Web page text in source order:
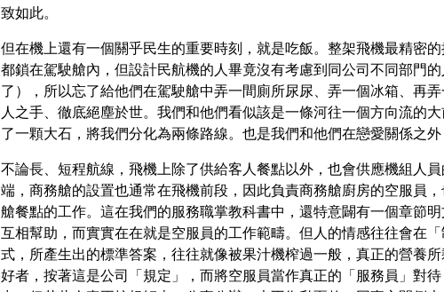
致如此。
但在機上還有一個關乎民生的重要時刻，就是吃飯。整架飛機最精密
都鎖在駕駛艙內，但設計民航機的人畢竟沒有考慮到同公司不同部門
了），所以忘了給他們在駕駛艙中弄一間廁所尿尿、弄一個冰箱、再
人之手、徹底絕塵於世。我們和他們看似該是一條河往一個方向流的
了一顆大石，將我們分化為兩條路線。也是我們和他們在戀愛關係之外
不論長、短程航線，飛機上除了供給客人餐點以外，也會供應機組人
端，商務艙的設置也通常在飛機前段，因此負責商務艙廚房的空服員
艙餐點的工作。這在我們的服務職掌教科書中，還特意闢有一個章節
互相幫助，而實實在在就是空服員的工作範疇。但人的情感往往會在
式，所產生出的標準答案，往往就像被果汁機榨過一般，真正的營養
好者，按著這是公司「規定」，而將空服員當作真正的「服務員」對